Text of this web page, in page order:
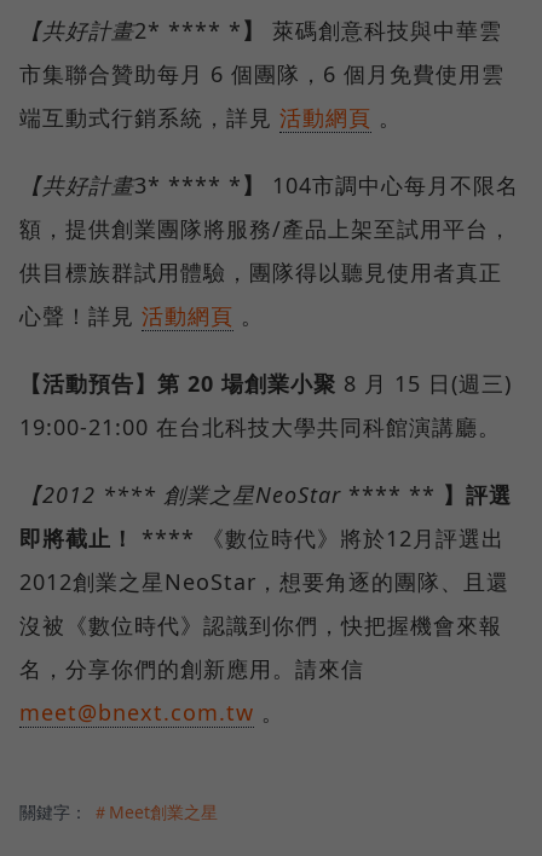
【共好計畫2* **** *】
萊碼創意科技與中華雲
市集聯合贊助每月 6 個團隊，6 個月免費使用雲
端互動式行銷系統，詳見 活動網頁 。
【共好計畫3* **** *】
104市調中心每月不限名
額，提供創業團隊將服務/產品上架至試用平台，
供目標族群試用體驗，團隊得以聽見使用者真正
心聲！詳見 活動網頁 。
【活動預告】第 20 場創業小聚 8 月 15 日(週三)
19:00-21:00 在台北科技大學共同科館演講廳。
【2012 **** 創業之星NeoStar **** ** 】評選
即將截止！
**** 《數位時代》將於12月評選出
2012創業之星NeoStar，想要角逐的團隊、且還
沒被《數位時代》認識到你們，快把握機會來報
名，分享你們的創新應用。請來信
meet@bnext.com.tw 。
關鍵字： ＃Meet創業之星